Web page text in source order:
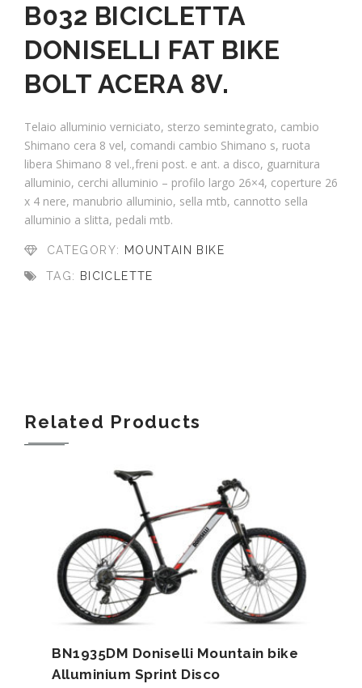
B032 BICICLETTA
DONISELLI FAT BIKE
BOLT ACERA 8V.
Telaio alluminio verniciato, sterzo semintegrato, cambio
Shimano cera 8 vel, comandi cambio Shimano s, ruota
libera Shimano 8 vel.,freni post. e ant. a disco, guarnitura
alluminio, cerchi alluminio – profilo largo 26×4, coperture 26
x 4 nere, manubrio alluminio, sella mtb, cannotto sella
alluminio a slitta, pedali mtb.
CATEGORY:
MOUNTAIN BIKE
TAG:
BICICLETTE
Related Products
BN1935DM Doniselli Mountain bike
Alluminium Sprint Disco